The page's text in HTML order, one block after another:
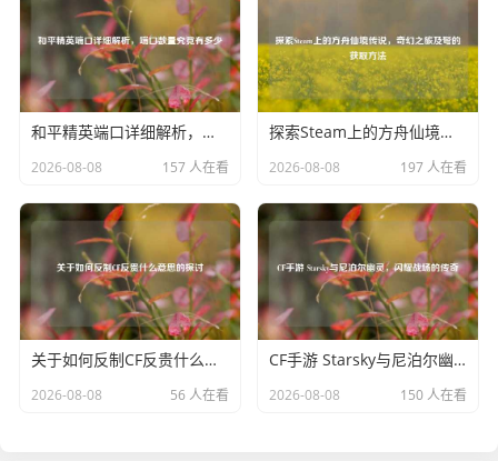
者进行分推时更加灵活，在地图视野良好的情况下，卡牌可
以利用E技能更迅速地传送到边路，帮助队友建立优势或者打
乱敌方的分推节奏，E技能的冷却时间也有了一定程度的缩
短，这使得卡牌能够更频繁地使用大招进行支援和战略布
局。
在玩法方面,6.9版本的卡牌在前期对线时，利用基础法力回
复的提升，可以更积极地使用技能进行消耗，通过合理运用
Q技能和W技能（特别是黄牌），对敌方英雄进行压制，争
取建立对线优势，在中期，卡牌要充分发挥大招的支援作
用，关注地图上其他线路的战况，及时利用E技能传送到需要
支援的地方，帮助队友取得击杀或者防守成功，而在团战
中，卡牌要找准敌方关键英雄，利用黄牌进行控制，配合队
友的输出将其击杀，通过红牌的减速效果，在团战中进行有
和平精英端口详细解析，端口数量究竟有多少
2026-08-08 157 人在看
探索Steam上的方舟仙境传说，奇幻之旅及弩的获取方法
2026-08-08 197 人在看
关于如何反制CF反贵什么意思的探讨
2026-08-08 56 人在看
CF手游 Starsky与尼泊尔幽灵，闪耀战场的传奇
2026-08-08 150 人在看